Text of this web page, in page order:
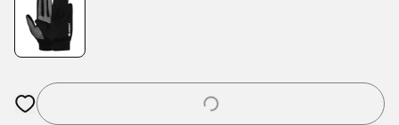
Åbner en Modal til at logge ind eller tilmelde dig som medlem